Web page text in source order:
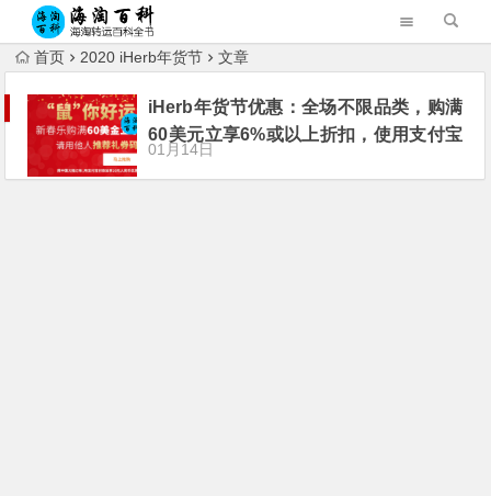
首页 2020 iHerb年货节 文章
iHerb年货节优惠：全场不限品类，购满
60美元立享6%或以上折扣，使用支付宝
还有额外优惠
01月14日